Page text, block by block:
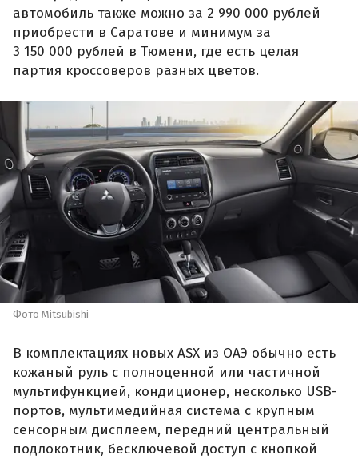
автомобиль также можно за 2 990 000 рублей
приобрести в Саратове и минимум за
3 150 000 рублей в Тюмени, где есть целая
партия кроссоверов разных цветов.
Фото Mitsubishi
В комплектациях новых ASX из ОАЭ обычно есть
кожаный руль с полноценной или частичной
мультифункцией, кондиционер, несколько USB-
портов, мультимедийная система с крупным
сенсорным дисплеем, передний центральный
подлокотник, бесключевой доступ с кнопкой